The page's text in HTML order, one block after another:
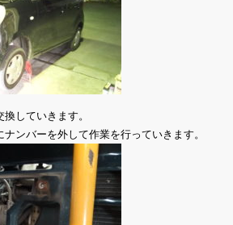
していきます。
ンバーを外して作業を行っていきます。